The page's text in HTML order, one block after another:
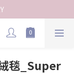
毯_Super